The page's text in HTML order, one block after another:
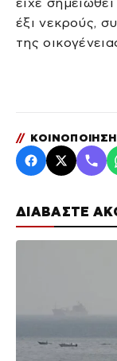
ΔΙΑΒΑΣΤΕ
είχε
έξι νεκρούς,
της
// ΚΟΙΝΟΠΟΙΗΣΗ